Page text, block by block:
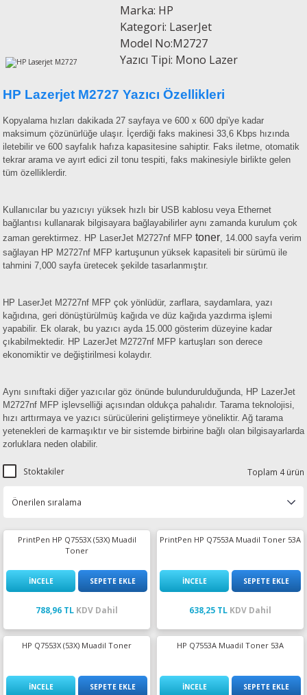
Marka: HP
Kategori: LaserJet
Model No:M2727
Yazıcı Tipi: Mono Lazer
HP Lazerjet M2727 Yazıcı Özellikleri
Kopyalama hızları dakikada 27 sayfaya ve 600 x 600 dpi'ye kadar
maksimum çözünürlüğe ulaşır. İçerdiği faks makinesi 33,6 Kbps hızında
iletebilir ve 600 sayfalık hafıza kapasitesine sahiptir. Faks iletme, otomatik
tekrar arama ve ayırt edici zil tonu tespiti, faks makinesiyle birlikte gelen
tüm özelliklerdir.
Kullanıcılar bu yazıcıyı yüksek hızlı bir USB kablosu veya Ethernet
bağlantısı kullanarak bilgisayara bağlayabilirler aynı zamanda kurulum çok
zaman gerektirmez. HP LaserJet M2727nf MFP toner, 14.000 sayfa verim
sağlayan HP M2727nf MFP kartuşunun yüksek kapasiteli bir sürümü ile
tahmini 7,000 sayfa üretecek şekilde tasarlanmıştır.
HP LaserJet M2727nf MFP çok yönlüdür, zarflara, saydamlara, yazı
kağıdına, geri dönüştürülmüş kağıda ve düz kağıda yazdırma işlemi
yapabilir. Ek olarak, bu yazıcı ayda 15.000 gösterim düzeyine kadar
çıkabilmektedir. HP LazerJet M2727nf MFP kartuşları son derece
ekonomiktir ve değiştirilmesi kolaydır.
Aynı sınıftaki diğer yazıcılar göz önünde bulundurulduğunda, HP LazerJet
M2727nf MFP işlevselliği açısından oldukça pahalıdır. Tarama teknolojisi,
hızı arttırmaya ve yazıcı sürücülerini geliştirmeye yöneliktir. Ağ tarama
yetenekleri de karmaşıktır ve bir sistemde birbirine bağlı olan bilgisayarlarda
zorluklara neden olabilir.
Stoktakiler Toplam 4 ürün
PrintPen HP Q7553X (53X) Muadil
Toner
İNCELE SEPETE EKLE
788,96 TL KDV Dahil
PrintPen HP Q7553A Muadil Toner 53A
İNCELE SEPETE EKLE
638,25 TL KDV Dahil
HP Q7553X (53X) Muadil Toner
İNCELE SEPETE EKLE
HP Q7553A Muadil Toner 53A
İNCELE SEPETE EKLE